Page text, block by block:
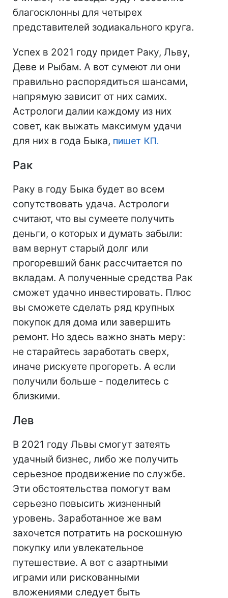
благосклонны для четырех
представителей зодиакального круга.
Успех в 2021 году придет Раку, Льву,
Деве и Рыбам. А вот сумеют ли они
правильно распорядиться шансами,
напрямую зависит от них самих.
Астрологи далии каждому из них
совет, как выжать максимум удачи
для них в года Быка, пишет КП.
Рак
Раку в году Быка будет во всем
сопутствовать удача. Астрологи
считают, что вы сумеете получить
деньги, о которых и думать забыли:
вам вернут старый долг или
прогоревший банк рассчитается по
вкладам. А полученные средства Рак
сможет удачно инвестировать. Плюс
вы сможете сделать ряд крупных
покупок для дома или завершить
ремонт. Но здесь важно знать меру:
не старайтесь заработать сверх,
иначе рискуете прогореть. А если
получили больше - поделитесь с
близкими.
Лев
В 2021 году Львы смогут затеять
удачный бизнес, либо же получить
серьезное продвижение по службе.
Эти обстоятельства помогут вам
серьезно повысить жизненный
уровень. Заработанное же вам
захочется потратить на роскошную
покупку или увлекательное
путешествие. А вот с азартными
играми или рискованными
вложениями следует быть